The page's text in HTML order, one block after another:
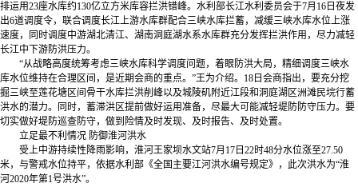
排运用23座水库约130亿立方米库容拦洪错峰。水利部长江水利委员会于7月16日夜发
出6道调度令，联合调度长江上游水库群配合三峡水库拦蓄，减缓三峡水库水位上涨
速度，同时调度中游湖北清江、湖南洞庭湖水系水库群充分发挥拦洪作用，尽力减轻
长江中下游防洪压力。
“从战略高度统筹考虑三峡水库科学调度问题，着眼防洪大局，精细调度三峡水
库水位维持在合理区间，是近期会商的重点。”王为介绍。18日会商指出，要充分挖
掘三峡至莲花塘区间骨干水库拦洪削峰以及城陵矶附近江段和洞庭湖区洲滩民垸行蓄
洪水的潜力。同时，蓄滞洪区提前做好运用准备，尽最大可能减轻堤防防守压力。要
切实做好堤防巡查防守，做到险情及时发现、及时报告、及时处置。
立足最不利情况 防御淮河洪水
受上中游持续性降雨影响，淮河王家坝水文站7月17日22时48分水位涨至27.50
米，与警戒水位持平，依据水利部《全国主要江河洪水编号规定》，此次洪水为“淮
河2020年第1号洪水”。